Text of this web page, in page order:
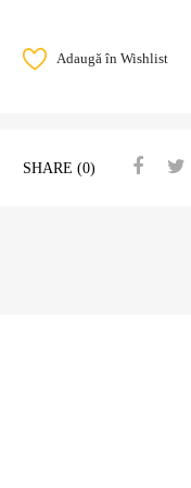
Adaugă în Wishlist
SHARE (0)